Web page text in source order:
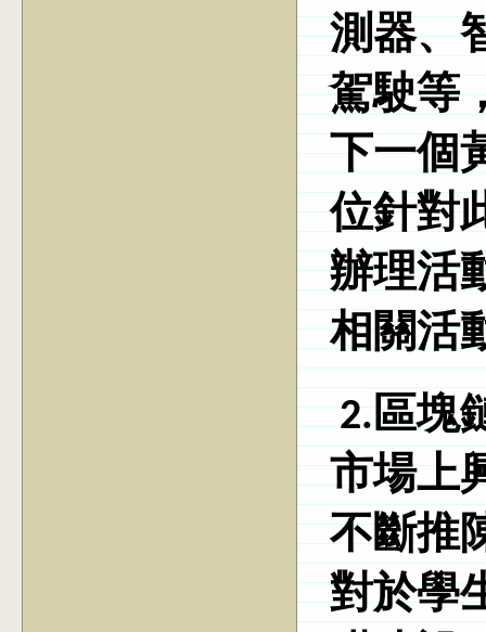
測器、
駕駛等
下一個
位針對
辦理活
相關活
2.區塊
市場上
不斷推
對於學